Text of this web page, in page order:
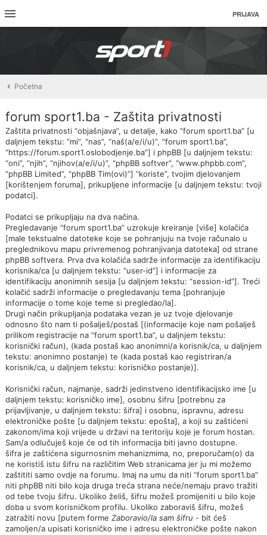
PRIJAVA
Početna
forum sport1.ba - Zaštita privatnosti
Zaštita privatnosti “objašnjava”, u detalje, kako “forum sport1.ba” [u
daljnjem tekstu: “mi”, “nas”, “naš(a/e/i/u)”, “forum sport1.ba”,
“https://forum.sport1.oslobodjenje.ba”] i phpBB [u daljnjem tekstu:
“oni”, “njih”, “njihov(a/e/i/u)”, “phpBB softver”, “www.phpbb.com”,
“phpBB Limited”, “phpBB Tim(ovi)”] “koriste”, tvojim djelovanjem
[korištenjem foruma], prikupljene informacije [u daljnjem tekstu: tvoji
podatci].
Podatci se prikupljaju na dva načina.
Pregledavanje “forum sport1.ba” uzrokuje kreiranje [više] kolačića
[male tekstualne datoteke koje se pohranjuju na tvoje računalo u
preglednikovu mapu privremenog pohranjivanja datoteka] od strane
phpBB softvera. Prva dva kolačića sadrže informacije za identifikaciju
korisnika/ca [u daljnjem tekstu: “user-id”] i informacije za
identifikaciju anonimnih sesija [u daljnjem tekstu: “session-id”]. Treći
kolačić sadrži informacije o pregledavanju tema [pohranjuje
informacije o tome koje teme si pregledao/la].
Drugi način prikupljanja podataka vezan je uz tvoje djelovanje
odnosno što nam ti pošalješ/postaš [(informacije koje nam pošalješ
prilikom registracije na “forum sport1.ba”, u daljnjem tekstu:
korisnički račun), (kada postaš kao anonimni/a korisnik/ca, u daljnjem
tekstu: anonimno postanje) te (kada postaš kao registriran/a
korisnik/ca, u daljnjem tekstu: korisničko postanje)].
Korisnički račun, najmanje, sadrži jedinstveno identifikacijsko ime [u
daljnjem tekstu: korisničko ime], osobnu šifru [potrebnu za
prijavljivanje, u daljnjem tekstu: šifra] i osobnu, ispravnu, adresu
elektroničke pošte [u daljnjem tekstu: epošta], a koji su zaštićeni
zakonom/ima koji vrijede u državi na teritoriju koje je forum hostan.
Sam/a odlučuješ koje će od tih informacija biti javno dostupne.
šifra je zaštićena sigurnosnim mehanizmima, no, preporučam(o) da
ne koristiš istu šifru na različitim Web stranicama jer ju mi možemo
zaštititi samo ovdje na forumu. Imaj na umu da niti “forum sport1.ba”
niti phpBB niti bilo koja druga treća strana neće/nemaju pravo tražiti
od tebe tvoju šifru. Ukoliko želiš, šifru možeš promijeniti u bilo koje
doba u svom korisničkom profilu. Ukoliko zaboraviš šifru, možeš
zatražiti novu [putem forme Zaboravio/la sam šifru - bit ćeš
zamoljen/a upisati korisničko ime i adresu elektroničke pošte nakon